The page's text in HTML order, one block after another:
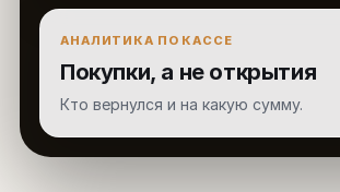
АНАЛИТИКА ПО КАССЕ
Покупки, а не открытия
Кто вернулся и на какую сумму.